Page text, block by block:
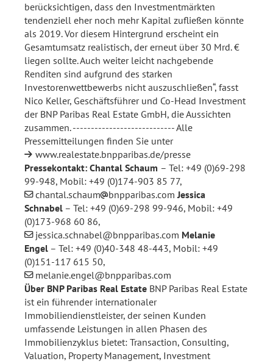
berücksichtigen, dass den Investmentmärkten
tendenziell eher noch mehr Kapital zufließen könnte
als 2019. Vor diesem Hintergrund erscheint ein
Gesamtumsatz realistisch, der erneut über 30 Mrd. €
liegen sollte. Auch weiter leicht nachgebende
Renditen sind aufgrund des starken
Investorenwettbewerbs nicht auszuschließen“, fasst
Nico Keller, Geschäftsführer und Co-Head Investment
der BNP Paribas Real Estate GmbH, die Aussichten
zusammen. ---------------------------- Alle
Pressemitteilungen finden Sie unter
www.realestate.bnpparibas.de/presse
Pressekontakt: Chantal Schaum – Tel: +49 (0)69-298
99-948, Mobil: +49 (0)174-903 85 77,
chantal.schaum
bnpparibas.com Jessica
Schnabel – Tel: +49 (0)69-298 99-946, Mobil: +49
(0)173-968 60 86,
jessica.schnabel@bnpparibas.com Melanie
Engel – Tel: +49 (0)40-348 48-443, Mobil: +49
(0)151-117 615 50,
melanie.engel@bnpparibas.com
Über BNP Paribas Real Estate BNP Paribas Real Estate
ist ein führender internationaler
Immobiliendienstleister, der seinen Kunden
umfassende Leistungen in allen Phasen des
Immobilienzyklus bietet: Transaction, Consulting,
Valuation, Property Management, Investment